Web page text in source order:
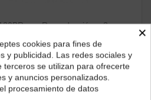
con Reproducción a 3
producto
recibir tu pedido?
para mostrarte los precios e
para tu región.
×
cookies para fines de
y publicidad. Las redes sociales y
terceros se utilizan para ofrecerte
y anuncios personalizados.
procesamiento de datos